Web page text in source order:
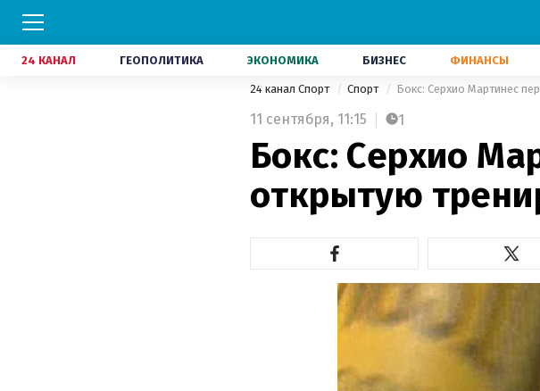
24 КАНАЛ ГЕОПОЛИТИКА ЭКОНОМИКА БИЗНЕС ФИНАНСЫ
24 канал Спорт Спорт Бокс: Серхио Мартинес
11 сентября, 11:15 1
Бокс: Серхио
открытую